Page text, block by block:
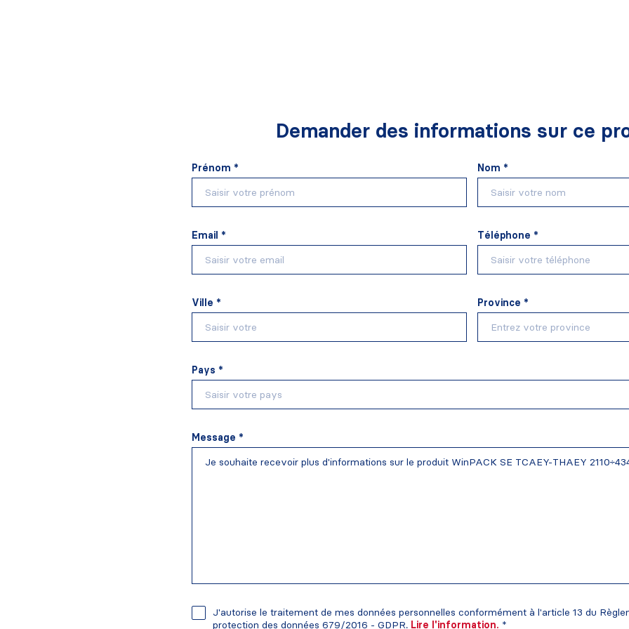
Demander des informations sur ce
Prénom * Nom *
Email * Téléphone *
Ville * Province *
Pays *
Message *
J'autorise le traitement de mes données personnelles conformément à l'article 13 du
protection des données 679/2016 - GDPR. Lire l'information. *